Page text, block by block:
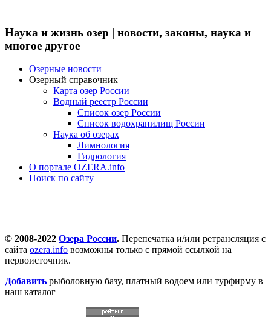
Наука и жизнь озер | новости, законы, наука и
многое другое
Озерные новости
Озерный справочник
Карта озер России
Водный реестр России
Список озер России
Список водохранилищ России
Наука об озерах
Лимнология
Гидрология
О портале OZERA.info
Поиск по сайту
© 2008-2022 Озера России. Перепечатка и/или ретрансляция с
сайта ozera.info возможны только с прямой ссылкой на
первоисточник.
Добавить рыболовную базу, платный водоем или турфирму в
наш каталог